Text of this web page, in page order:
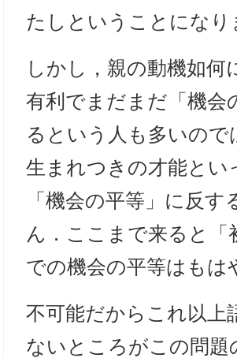
たしということになり
しかし，親の動機如
有利でまだまだ「機会
るという人も多いの
生まれつきの才能とい
「機会の平等」に反
ん．ここまで来ると
での機会の平等はもは
不可能だからこれ以
ないところがこの問題